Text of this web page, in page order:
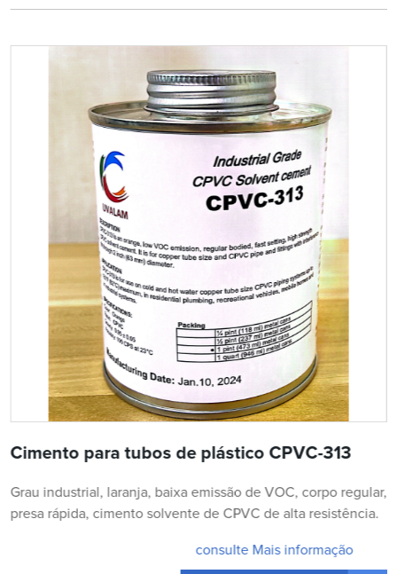
Cimento para tubos de plástico CPVC-313
Grau industrial, laranja, baixa emissão de VOC, corpo regular,
presa rápida, cimento solvente de CPVC de alta resistência.
consulte Mais informação